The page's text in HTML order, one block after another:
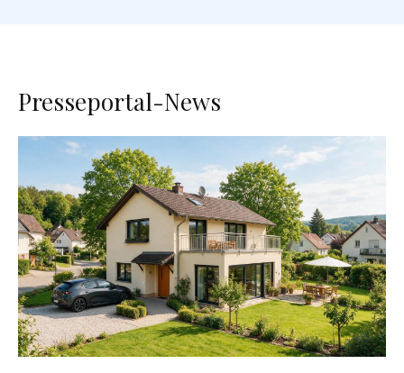
Presseportal-News